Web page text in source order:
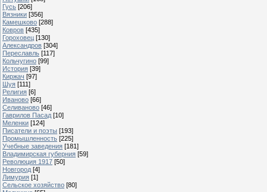
Гусь [206]
Вязники [356]
Камешково [288]
Ковров [435]
Гороховец [130]
Александров [304]
Переславль [117]
Кольчугино [99]
История [39]
Киржач [97]
Шуя [111]
Религия [6]
Иваново [66]
Селиваново [46]
Гаврилов Пасад [10]
Меленки [124]
Писатели и поэты [193]
Промышленность [225]
Учебные заведения [181]
Владимирская губерния [59]
Революция 1917 [50]
Новгород [4]
Лимурия [1]
Сельское хозяйство [80]